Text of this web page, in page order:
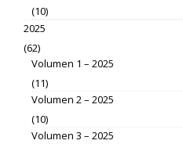
(10)
2025
(62)
Volumen 1 – 2025
(11)
Volumen 2 – 2025
(10)
Volumen 3 – 2025